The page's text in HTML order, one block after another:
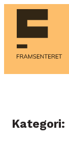
Hopp
innhold
Kategori: